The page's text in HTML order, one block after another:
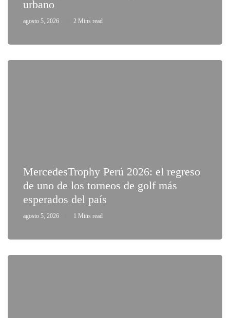
urbano
agosto 5, 2026 2 Mins read
MercedesTrophy Perú 2026: el regreso
de uno de los torneos de golf más
esperados del país
agosto 5, 2026 1 Mins read